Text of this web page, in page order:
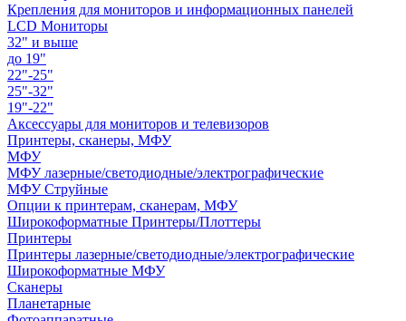
Крепления для мониторов и информационных панелей
LCD Мониторы
32" и выше
до 19"
22"-25"
25"-32"
19"-22"
Аксессуары для мониторов и телевизоров
Принтеры, сканеры, МФУ
МФУ
МФУ лазерные/светодиодные/электрографические
МФУ Струйные
Опции к принтерам, сканерам, МФУ
Широкоформатные Принтеры/Плоттеры
Принтеры
Принтеры лазерные/светодиодные/электрографические
Широкоформатные МФУ
Сканеры
Планетарные